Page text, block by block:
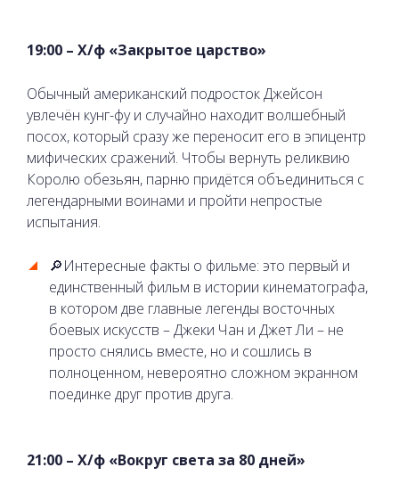
19:00 – Х/ф «Закрытое царство»
Обычный американский подросток Джейсон
увлечён кунг-фу и случайно находит волшебный
посох, который сразу же переносит его в эпицентр
мифических сражений. Чтобы вернуть реликвию
Королю обезьян, парню придётся объединиться с
легендарными воинами и пройти непростые
испытания.
🔎Интересные факты о фильме: это первый и
единственный фильм в истории кинематографа,
в котором две главные легенды восточных
боевых искусств – Джеки Чан и Джет Ли – не
просто снялись вместе, но и сошлись в
полноценном, невероятно сложном экранном
поединке друг против друга.
21:00 – Х/ф «Вокруг света за 80 дней»